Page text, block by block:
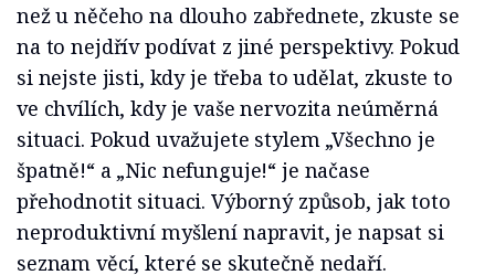
než u něčeho na dlouho zabřednete, zkuste se
na to nejdřív podívat z jiné perspektivy. Pokud
si nejste jisti, kdy je třeba to udělat, zkuste to
ve chvílích, kdy je vaše nervozita neúměrná
situaci. Pokud uvažujete stylem „Všechno je
špatně!“ a „Nic nefunguje!“ je načase
přehodnotit situaci. Výborný způsob, jak toto
neproduktivní myšlení napravit, je napsat si
seznam věcí, které se skutečně nedaří.